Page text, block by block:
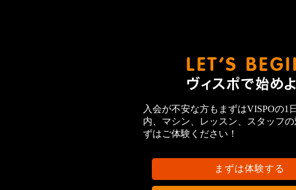
入会が不安な方もまずはVISPOの1
内、マシン、レッスン、スタッフの
ずはご体験ください！
まずは体験する